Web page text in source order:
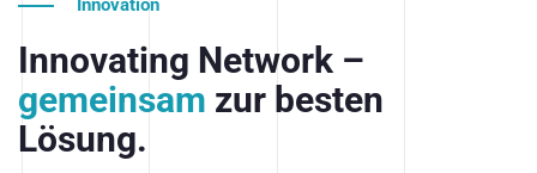
Innovation
Innovating Network –
gemeinsam zur besten
Lösung.